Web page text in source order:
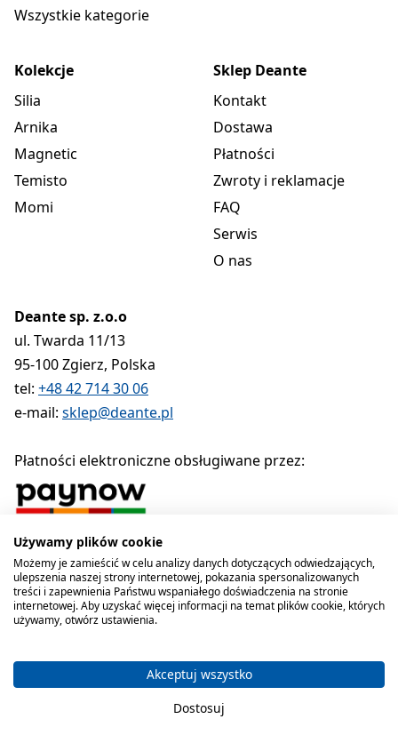
Koszyk zawiera produkty 0 .
Wszystkie kategorie
Kolekcje
Silia
Arnika
Magnetic
Temisto
Momi
Sklep Deante
Kontakt
Dostawa
Płatności
Zwroty i reklamacje
FAQ
Serwis
O nas
Deante sp. z.o.o
ul. Twarda 11/13
95-100 Zgierz, Polska
tel: +48 42 714 30 06
e-mail: sklep@deante.pl
Płatności elektroniczne obsługiwane przez:
Deante sp. z o.o. 1990-2026
Polityka prywatności Regulamin Polityka cookies
Używamy plików cookie
Możemy je zamieścić w celu analizy danych dotyczących odwiedzających,
ulepszenia naszej strony internetowej, pokazania spersonalizowanych
treści i zapewnienia Państwu wspaniałego doświadczenia na stronie
internetowej. Aby uzyskać więcej informacji na temat plików cookie, których
używamy, otwórz ustawienia.
Akceptuj wszystko
Dostosuj